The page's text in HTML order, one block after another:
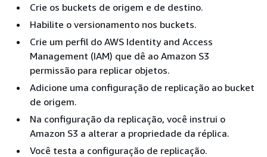
Crie os buckets de origem e de destino.
Habilite o versionamento nos buckets.
Crie um perfil do AWS Identity and Access
Management (IAM) que dê ao Amazon S3
permissão para replicar objetos.
Adicione uma configuração de replicação ao bucket
de origem.
Na configuração da replicação, você instrui o
Amazon S3 a alterar a propriedade da réplica.
Você testa a configuração de replicação.